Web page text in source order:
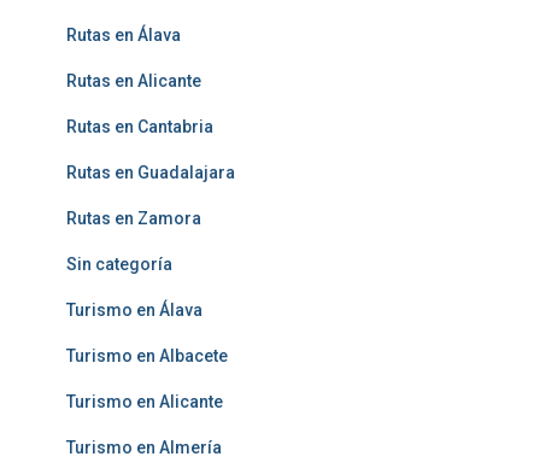
Rutas en Álava
Rutas en Alicante
Rutas en Cantabria
Rutas en Guadalajara
Rutas en Zamora
Sin categoría
Turismo en Álava
Turismo en Albacete
Turismo en Alicante
Turismo en Almería